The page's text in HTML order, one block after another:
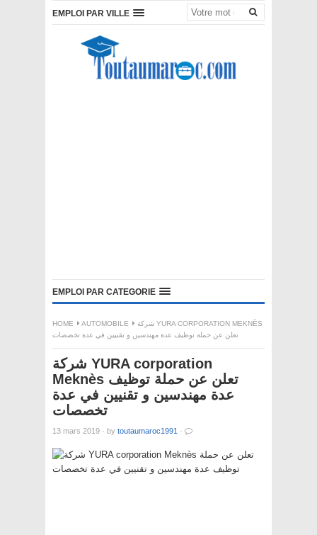
EMPLOI PAR VILLE
EMPLOI PAR CATEGORIE
HOME AUTOMOBILE
شركة YURA CORPORATION MEKNÈS
تعلن عن حملة توظيف عدة مهندسين و تقنيين في عدة تخصصات
شركة YURA corporation
Meknès تعلن عن حملة توظيف
عدة مهندسين و تقنيين في عدة
تخصصات
13 mars 2019 · by toutaumaroc1991 ·